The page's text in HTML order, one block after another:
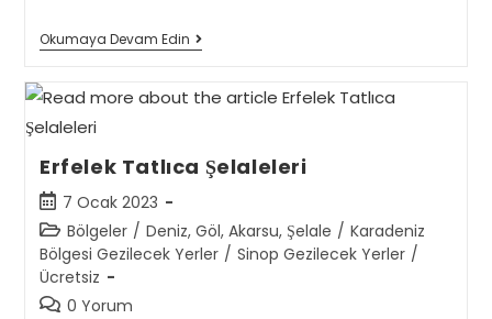
Okumaya Devam EdinSinop
Merkez
Erfelek Tatlıca Şelaleleri
Post
published:
7 Ocak 2023
Post
category:
Bölgeler / Deniz, Göl, Akarsu, Şelale / Karadeniz
Bölgesi Gezilecek Yerler / Sinop Gezilecek Yerler /
Ücretsiz
Post0 Yorum